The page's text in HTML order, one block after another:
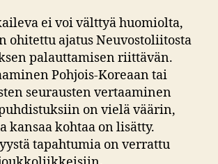
ei voi välttyä huomiolta,
ohitettu ajatus Neuvostoliitosta
palauttamisen riittävän.
Pohjois-Koreaan tai
seurausten vertaaminen
on vielä väärin,
kansaa kohtaa on lisätty.
tapahtumia on verrattu